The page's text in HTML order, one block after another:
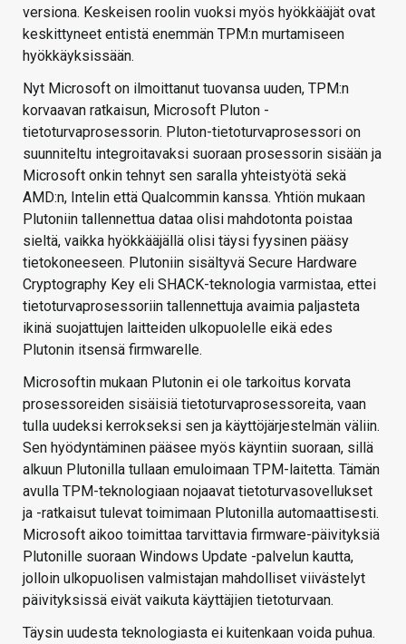
versiona. Keskeisen roolin vuoksi myös hyökkääjät ovat
keskittyneet entistä enemmän TPM:n murtamiseen
hyökkäyksissään.
Nyt Microsoft on ilmoittanut tuovansa uuden, TPM:n
korvaavan ratkaisun, Microsoft Pluton -
tietoturvaprosessorin. Pluton-tietoturvaprosessori on
suunniteltu integroitavaksi suoraan prosessorin sisään ja
Microsoft onkin tehnyt sen saralla yhteistyötä sekä
AMD:n, Intelin että Qualcommin kanssa. Yhtiön mukaan
Plutoniin tallennettua dataa olisi mahdotonta poistaa
sieltä, vaikka hyökkääjällä olisi täysi fyysinen pääsy
tietokoneeseen. Plutoniin sisältyvä Secure Hardware
Cryptography Key eli SHACK-teknologia varmistaa, ettei
tietoturvaprosessoriin tallennettuja avaimia paljasteta
ikinä suojattujen laitteiden ulkopuolelle eikä edes
Plutonin itsensä firmwarelle.
Microsoftin mukaan Plutonin ei ole tarkoitus korvata
prosessoreiden sisäisiä tietoturvaprosessoreita, vaan
tulla uudeksi kerrokseksi sen ja käyttöjärjestelmän väliin.
Sen hyödyntäminen pääsee myös käyntiin suoraan, sillä
alkuun Plutonilla tullaan emuloimaan TPM-laitetta. Tämän
avulla TPM-teknologiaan nojaavat tietoturvasovellukset
ja -ratkaisut tulevat toimimaan Plutonilla automaattisesti.
Microsoft aikoo toimittaa tarvittavia firmware-päivityksiä
Plutonille suoraan Windows Update -palvelun kautta,
jolloin ulkopuolisen valmistajan mahdolliset viivästelyt
päivityksissä eivät vaikuta käyttäjien tietoturvaan.
Täysin uudesta teknologiasta ei kuitenkaan voida puhua.